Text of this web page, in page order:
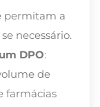
permitam a
necessário.
DPO:
de
farmácias